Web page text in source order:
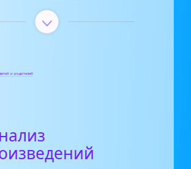
и родителей